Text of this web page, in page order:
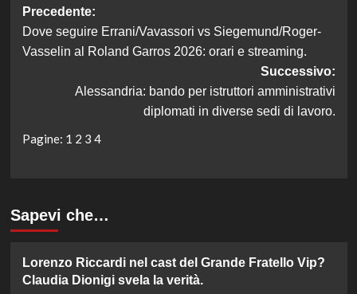
Navigazione
articolo
Precedente:
Dove seguire Errani/Vavassori vs Siegemund/Roger-
Vasselin al Roland Garros 2026: orari e streaming.
Successivo:
Alessandria: bando per istruttori amministrativi
diplomati in diverse sedi di lavoro.
Pagine: 1 2 3 4
Sapevi che…
Lorenzo Riccardi nel cast del Grande Fratello Vip?
Claudia Dionigi svela la verità.